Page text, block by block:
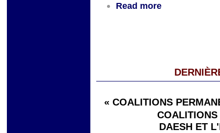
Read more
« COALITIONS
DAESH ET